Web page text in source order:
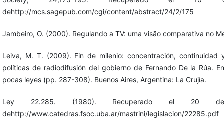
dehttp://mcs.sagepub.com/cgi/content/abstract/24/2/175
Jambeiro, O. (2000). Regulando a TV: uma visão comparativa no
Leiva, M. T. (2009). Fin de milenio: concentración, continuidad
políticas de radiodifusión del gobierno de Fernando De la Rúa.
pocas leyes (pp. 287-308). Buenos Aires, Argentina: La Crujía.
Ley 22.285. (1980). Recuperado el 20
dehttp://www.catedras.fsoc.uba.ar/mastrini/legislacion/22285.pdf